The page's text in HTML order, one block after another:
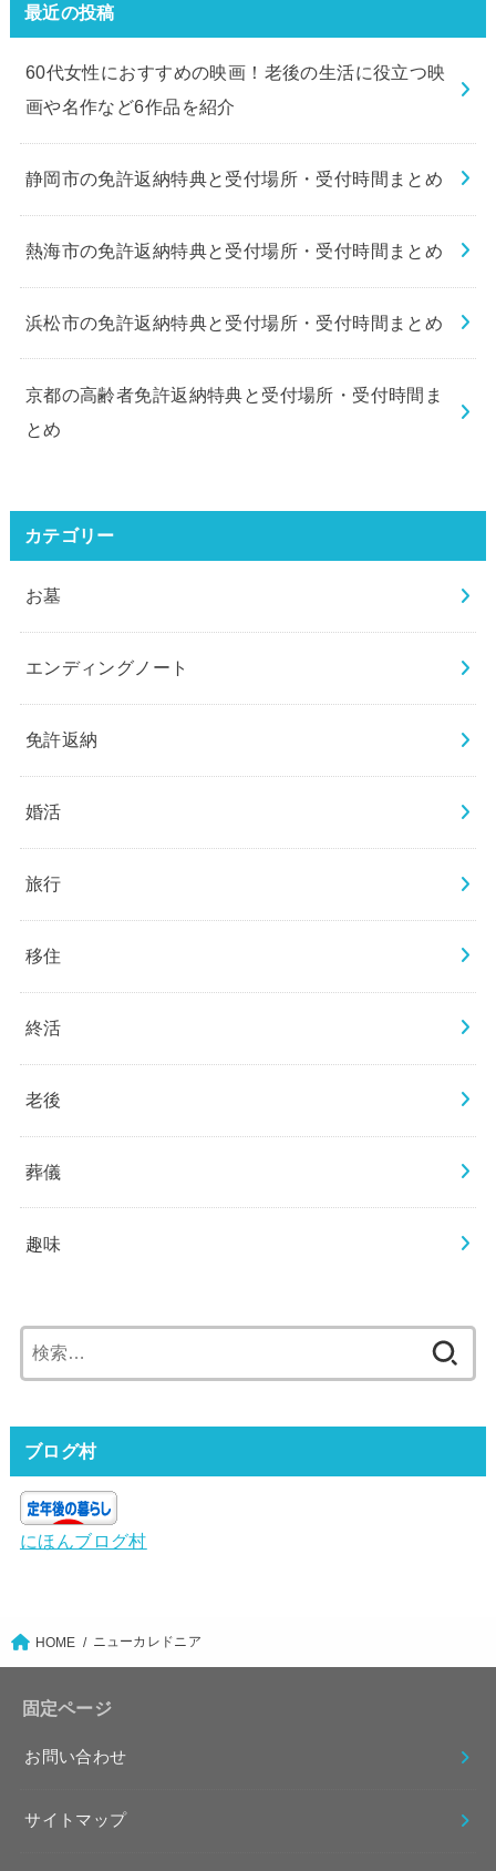
最近の投稿
60代女性におすすめの映画！老後の生活に役立つ映
画や名作など6作品を紹介
静岡市の免許返納特典と受付場所・受付時間まとめ
熱海市の免許返納特典と受付場所・受付時間まとめ
浜松市の免許返納特典と受付場所・受付時間まとめ
京都の高齢者免許返納特典と受付場所・受付時間ま
とめ
カテゴリー
お墓
エンディングノート
免許返納
婚活
旅行
移住
終活
老後
葬儀
趣味
索:
ブログ村
にほんブログ村
HOME ニューカレドニア
固定ページ
お問い合わせ
サイトマップ